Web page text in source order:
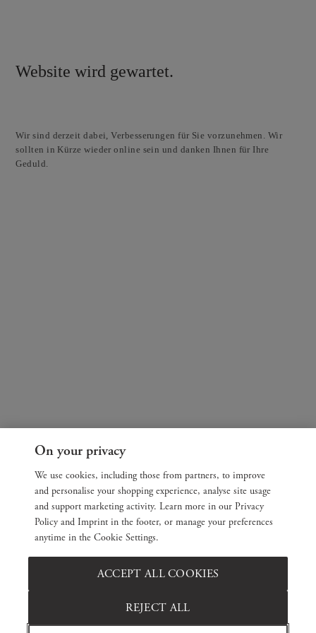
Website wird gewartet.
Wir sind derzeit dabei, Verbesserungen für Sie vorzunehmen. Wir
sollten in Kürze wieder online sein und danken Ihnen für Ihre
Geduld.
On your privacy
We use cookies, including those from partners, to improve
and personalise your shopping experience, analyse site usage
and support marketing activity. Learn more in our Privacy
Policy and Imprint in the footer, or manage your preferences
anytime in the Cookie Settings.
REJECT ALL
ACCEPT ALL COOKIES